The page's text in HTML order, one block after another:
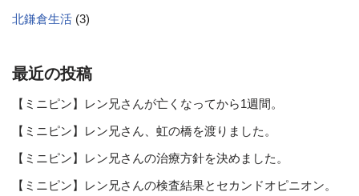
北鎌倉生活 (3)
最近の投稿
【ミニピン】レン兄さんが亡くなってから1週間。
【ミニピン】レン兄さん、虹の橋を渡りました。
【ミニピン】レン兄さんの治療方針を決めました。
【ミニピン】レン兄さんの検査結果とセカンドオピニオン。